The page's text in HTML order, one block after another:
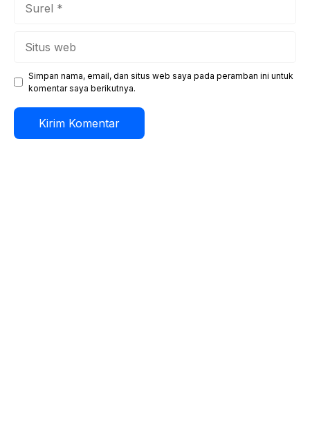
Simpan nama, email, dan situs web saya pada peramban ini untuk
komentar saya berikutnya.